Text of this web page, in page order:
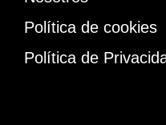
Política de cookies
Política de